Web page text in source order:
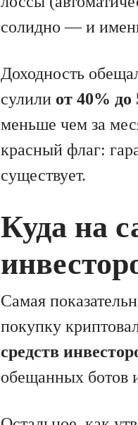
солидно — и
Доходность
сулили от 40% до
меньше чем за
красный флаг:
существует.
Куда на
Самая
покупку
средств
обещанных ботов